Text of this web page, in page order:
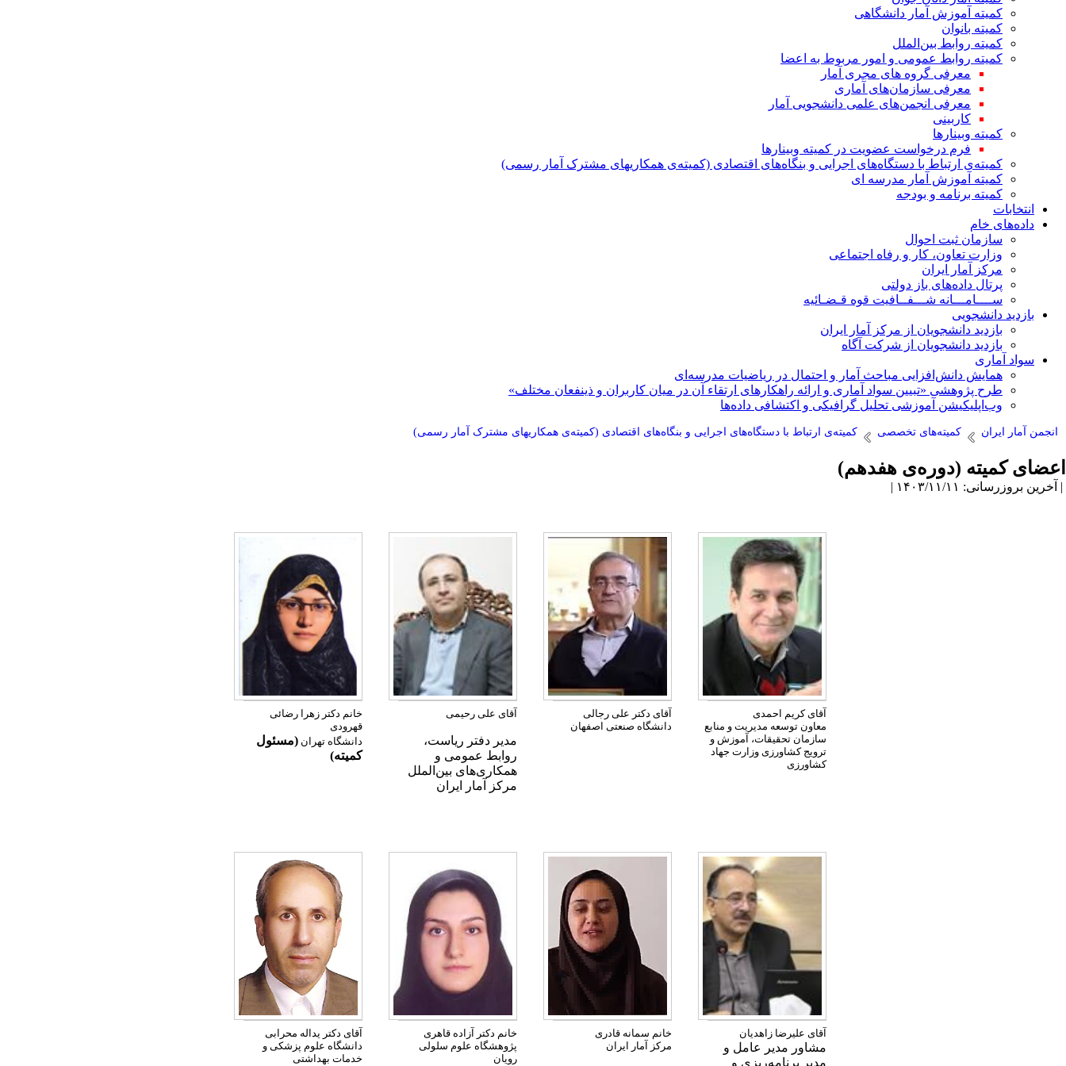
کمیته آموزش آمار دانشگاهی
کمیته بانوان
کمیته روابط بین‌الملل
کمیته روابط عمومی و امور مربوط به اعضا
معرفی گروه های مجری آمار
معرفی سازمان‌های آماری
معرفی انجمن‌های علمی دانشجویی آمار
کاربینی
کمیته وبینارها
فرم درخواست عضویت در کمیته وبینارها
کمیته‌ی ارتباط با دستگاه‌های اجرایی و بنگاه‌های اقتصادی (کمیته‌ی همکاریهای مشترک آمار رسمی)
کمیته آموزش آمار مدرسه ای
کمیته برنامه و بودجه
انتخابات
داده‌های خام
سازمان ثبت احوال
وزارت تعاون، کار و رفاه اجتماعی
مرکز آمار ایران
پرتال داده‌های باز دولتی
ســــامـــانه شـــفــافیت قوه قـضـائیه
بازدید دانشجویی
بازدید دانشجویان از مرکز آمار ایران
بازدید دانشجویان از شرکت آگاه
سواد آماری
همایش دانش‌افزایی مباحث آمار و احتمال در ریاضیات مدرسه‌ای
طرح پژوهشی «تبیین سواد آماری و ارائه راهکارهای ارتقاء آن در میان کاربران و ذینفعان مختلف»
وب‌اپلیکیشن آموزشی تحلیل گرافیکی و اکتشافی داده‌ها
انجمن آمار ایران کمیته‌های تخصصی کمیته‌ی ارتباط با دستگاه‌های اجرایی و بنگاه‌های اقتصادی (کمیته‌ی همکاریهای مشترک آمار رسمی)
اعضای کمیته (دوره‌ی هفدهم)
| آخرین بروزرسانی: ۱۴۰۳/۱۱/۱۱ |
آقای کریم احمدی
معاون توسعه مدیریت و منابع
سازمان تحقیقات، آموزش و
ترویج کشاورزی وزارت جهاد
کشاورزی
آقای دکتر علی رجالی
دانشگاه صنعتی اصفهان
آقای علی رحیمی
مدیر دفتر ریاست،
روابط عمومی و
همکاری‌های بین‌الملل
مرکز آمار ایران
خانم دکتر زهرا رضائی
قهرودی
دانشگاه تهران (مسئول
کمیته)
آقای علیرضا زاهدیان
مشاور مدیر عامل و
مدیر برنامه‌ریزی و
خانم سمانه قادری
مرکز آمار ایران
خانم دکتر آزاده قاهری
پژوهشگاه علوم سلولی
رویان
آقای دکتر یداله محرابی
دانشگاه علوم پزشکی و
خدمات بهداشتی